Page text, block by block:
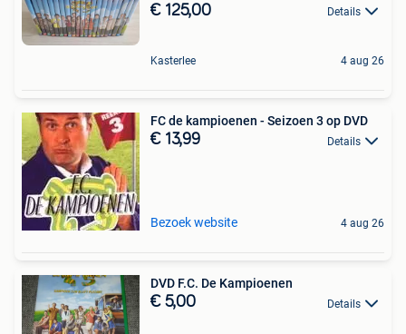
€ 125,00 Details
Kasterlee 4 aug 26
FC de kampioenen - Seizoen 3 op DVD
€ 13,99 Details
Bezoek website 4 aug 26
DVD F.C. De Kampioenen
€ 5,00 Details